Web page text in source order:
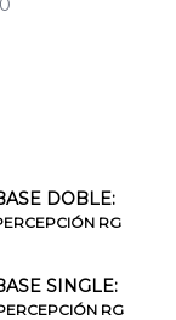
DOBLE:
RG
SINGLE:
RG